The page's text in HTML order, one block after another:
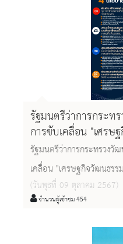
รัฐมนตรีว่าการกระทรวงวัฒน
การขับเคลื่อน "เศร
ชุมชน สังคม และปร
รัฐมนตรีว่าการกระทรวงวัฒนธรรม ได้มอบน
เคลื่อน "เศรษฐกิจวัฒนธร
ประเทศชาติอย่างยั่งยืน" ใน
งานด้านศาสนา ศิลปะ และ
วัฒนธรรม นำคุณค่าพัฒนาสังคม
(วันพุธที่ 09 ตุลาคม 2567)
จำนวนผู้เข้าชม 454